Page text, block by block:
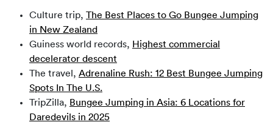
Culture trip, The Best Places to Go Bungee Jumping
in New Zealand
Guiness world records, Highest commercial
decelerator descent
The travel, Adrenaline Rush: 12 Best Bungee Jumping
Spots In The U.S.
TripZilla, Bungee Jumping in Asia: 6 Locations for
Daredevils in 2025